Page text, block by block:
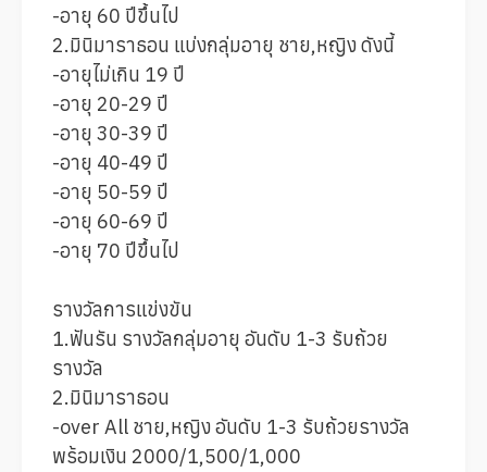
-อายุ 60 ปีขึ้นไป
2.มินิมาราธอน แบ่งกลุ่มอายุ ชาย,หญิง ดังนี้
-อายุไม่เกิน 19 ปี
-อายุ 20-29 ปี
-อายุ 30-39 ปี
-อายุ 40-49 ปี
-อายุ 50-59 ปี
-อายุ 60-69 ปี
-อายุ 70 ปีขึ้นไป
รางวัลการแข่งขัน
1.ฟันรัน รางวัลกลุ่มอายุ อันดับ 1-3 รับถ้วย
รางวัล
2.มินิมาราธอน
-over All ชาย,หญิง อันดับ 1-3 รับถ้วยรางวัล
พร้อมเงิน 2000/1,500/1,000